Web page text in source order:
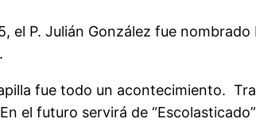
el P. Julián González fue
fue todo un acontecimiento.
el futuro servirá de